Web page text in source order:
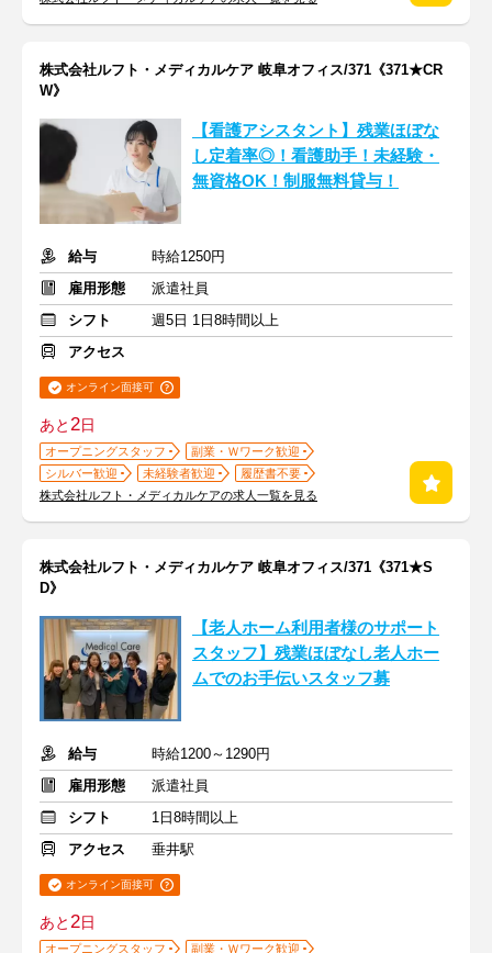
株式会社ルフト・メディカルケア 岐阜オフィス/371《371★CR
W》
【看護アシスタント】残業ほぼな
し定着率◎！看護助手！未経験・
無資格OK！制服無料貸与！
給与
時給1250円
雇用形態
派遣社員
シフト
週5日 1日8時間以上
アクセス
オンライン面接可
あと2日
オープニングスタッフ
副業・Ｗワーク歓迎
シルバー歓迎
未経験者歓迎
履歴書不要
株式会社ルフト・メディカルケアの求人一覧を見る
株式会社ルフト・メディカルケア 岐阜オフィス/371《371★S
D》
【老人ホーム利用者様のサポート
スタッフ】残業ほぼなし老人ホー
ムでのお手伝いスタッフ募
給与
時給1200～1290円
雇用形態
派遣社員
シフト
1日8時間以上
アクセス
垂井駅
オンライン面接可
あと2日
オープニングスタッフ
副業・Ｗワーク歓迎